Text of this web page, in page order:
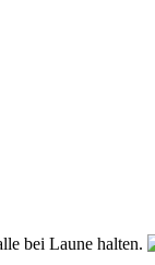
bei Laune halten.